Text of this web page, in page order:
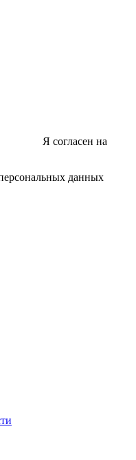
Я согласен на
данных